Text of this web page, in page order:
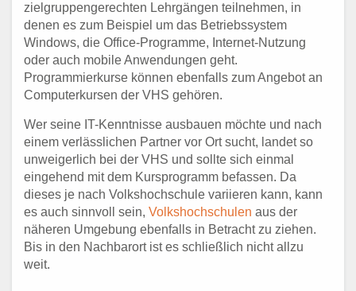
zielgruppengerechten Lehrgängen teilnehmen, in
denen es zum Beispiel um das Betriebssystem
Windows, die Office-Programme, Internet-Nutzung
oder auch mobile Anwendungen geht.
Programmierkurse können ebenfalls zum Angebot an
Computerkursen der VHS gehören.
Wer seine IT-Kenntnisse ausbauen möchte und nach
einem verlässlichen Partner vor Ort sucht, landet so
unweigerlich bei der VHS und sollte sich einmal
eingehend mit dem Kursprogramm befassen. Da
dieses je nach Volkshochschule variieren kann, kann
es auch sinnvoll sein, Volkshochschulen aus der
näheren Umgebung ebenfalls in Betracht zu ziehen.
Bis in den Nachbarort ist es schließlich nicht allzu
weit.